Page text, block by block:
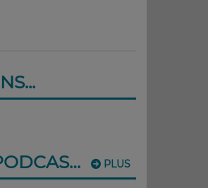
PLUS
DERNIERS PODCASTS